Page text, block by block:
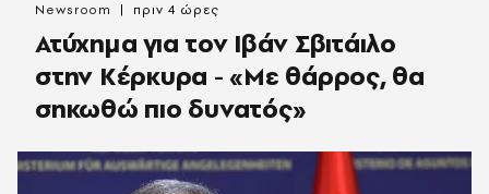
Ατύχημα για τον Ιβάν Σβιτάιλο
στην Κέρκυρα - «Με θάρρος, θα
σηκωθώ πιο δυνατός»​​​​​​​​​​​​​​​​​​​​​​​​​​​​​​​​​​​​​​​​​
Newsroom πριν 4 ώρες